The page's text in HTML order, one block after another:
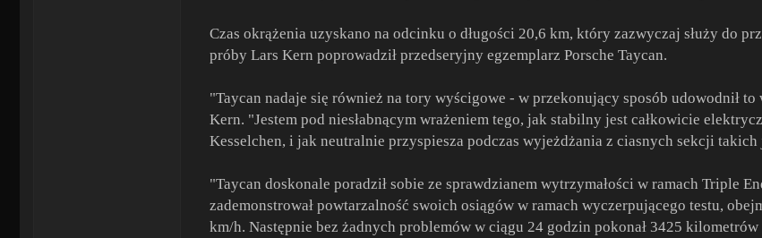
Czas okrążenia uzyskano na odcinku o długości 20,6 km, który zazwyczaj służy do
próby Lars Kern poprowadził przedseryjny egzemplarz Porsche Taycan.
"Taycan nadaje się również na tory wyścigowe - w przekonujący sposób udowodnił
Kern. "Jestem pod niesłabnącym wrażeniem tego, jak stabilny jest całkowicie
Kesselchen, i jak neutralnie przyspiesza podczas wyjeżdżania z ciasnych sekcji takich
"Taycan doskonale poradził sobie ze sprawdzianem wytrzymałości w ramach Triple
zademonstrował powtarzalność swoich osiągów w ramach wyczerpującego testu,
km/h. Następnie bez żadnych problemów w ciągu 24 godzin pokonał 3425